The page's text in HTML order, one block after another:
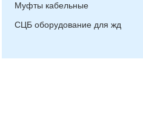
Муфты кабельные
СЦБ оборудование для жд